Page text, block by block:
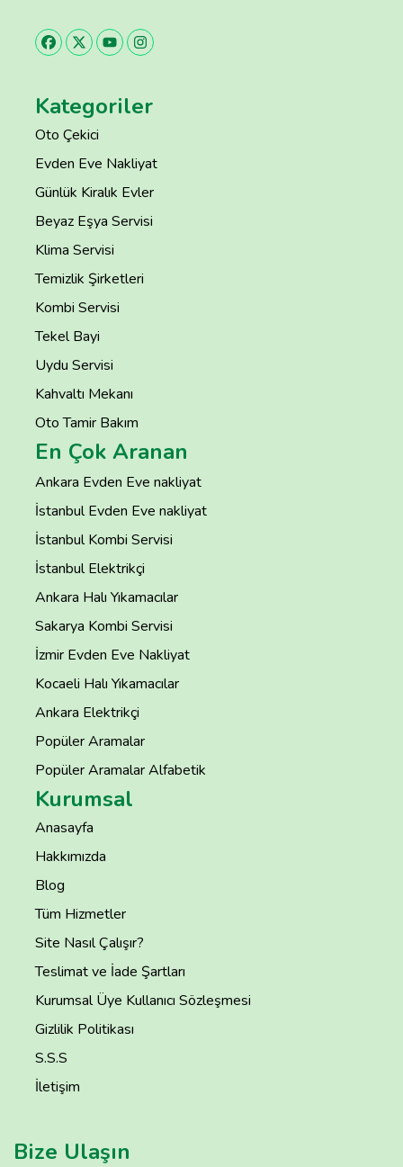
Kategoriler
Oto Çekici
Evden Eve Nakliyat
Günlük Kiralık Evler
Beyaz Eşya Servisi
Klima Servisi
Temizlik Şirketleri
Kombi Servisi
Tekel Bayi
Uydu Servisi
Kahvaltı Mekanı
Oto Tamir Bakım
En Çok Aranan
Ankara Evden Eve nakliyat
İstanbul Evden Eve nakliyat
İstanbul Kombi Servisi
İstanbul Elektrikçi
Ankara Halı Yıkamacılar
Sakarya Kombi Servisi
İzmir Evden Eve Nakliyat
Kocaeli Halı Yıkamacılar
Ankara Elektrikçi
Popüler Aramalar
Popüler Aramalar Alfabetik
Kurumsal
Anasayfa
Hakkımızda
Blog
Tüm Hizmetler
Site Nasıl Çalışır?
Teslimat ve İade Şartları
Kurumsal Üye Kullanıcı Sözleşmesi
Gizlilik Politikası
S.S.S
İletişim
Bize Ulaşın